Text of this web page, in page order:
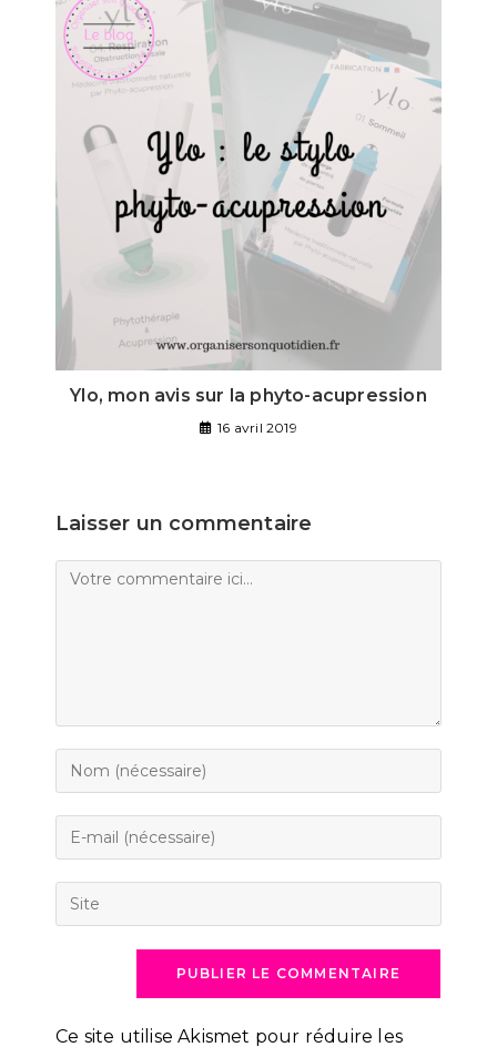
Ylo, mon avis sur la phyto-acupression
16 avril 2019
Laisser un commentaire
Comment
Enter
your
name
to
comment
Enter
your
email
address
Saisir
l’URL
(facultatif)
Ce site utilise Akismet pour réduire les